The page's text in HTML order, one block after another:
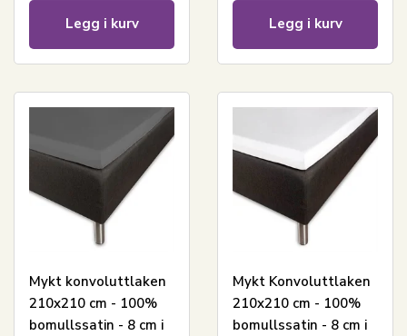
Legg i kurv Legg i kurv
Mykt konvoluttlaken
210x210 cm - 100%
bomullssatin - 8 cm i
Mykt Konvoluttlaken
210x210 cm - 100%
bomullssatin - 8 cm i